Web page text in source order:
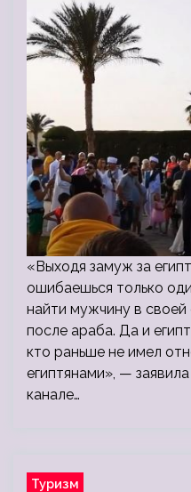
«Выходя замуж за
ошибаешься только
найти мужчину в
после араба. Да и
кто раньше не имел
египтянами», —
канале…
Туризм